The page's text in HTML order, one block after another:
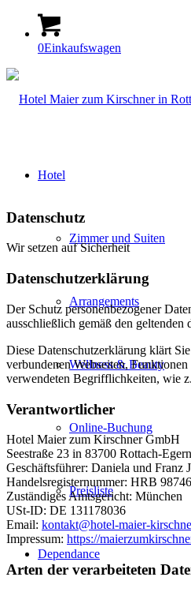
0Einkaufswagen
Hotel
Zimmer und Suiten
Arrangements
Wellness & Beauty
Online-Buchung
Preisliste
Dependance
Datenschutz
Wir setzen auf Sicherheit
Datenschutzerklärung
Der Schutz personenbezogener
ausschließlich gemäß den geltenden
Diese Datenschutzerklärung klärt
verbundenen Webseiten,
verwendeten Begrifflichkeiten, wie
Verantwortlicher
Hotel Maier zum Kirschner GmbH
Seestraße 23 in 83700 Rottach-Egern
Geschäftsführer: Daniela und Franz
Handelsregisternummer: HRB 98746
Zuständiges Amtsgericht: München
USt-ID: DE 131178036
Email: kontakt@hotel-maier-
Impressum: https://
Arten der verarbeiteten